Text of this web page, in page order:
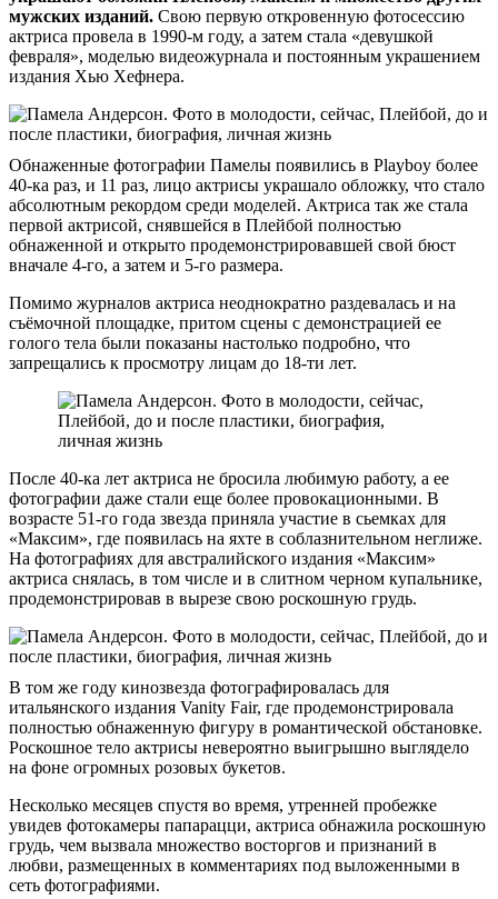
мужских изданий. Свою первую откровенную фотосессию
актриса провела в 1990-м году, а затем стала «девушкой
февраля», моделью видеожурнала и постоянным украшением
издания Хью Хефнера.
Обнаженные фотографии Памелы появились в Playboy более
40-ка раз, и 11 раз, лицо актрисы украшало обложку, что стало
абсолютным рекордом среди моделей. Актриса так же стала
первой актрисой, снявшейся в Плейбой полностью
обнаженной и открыто продемонстрировавшей свой бюст
вначале 4-го, а затем и 5-го размера.
Помимо журналов актриса неоднократно раздевалась и на
съёмочной площадке, притом сцены с демонстрацией ее
голого тела были показаны настолько подробно, что
запрещались к просмотру лицам до 18-ти лет.
После 40-ка лет актриса не бросила любимую работу, а ее
фотографии даже стали еще более провокационными. В
возрасте 51-го года звезда приняла участие в сьемках для
«Максим», где появилась на яхте в соблазнительном неглиже.
На фотографиях для австралийского издания «Максим»
актриса снялась, в том числе и в слитном черном купальнике,
продемонстрировав в вырезе свою роскошную грудь.
В том же году кинозвезда фотографировалась для
итальянского издания Vanity Fair, где продемонстрировала
полностью обнаженную фигуру в романтической обстановке.
Роскошное тело актрисы невероятно выигрышно выглядело
на фоне огромных розовых букетов.
Несколько месяцев спустя во время, утренней пробежке
увидев фотокамеры папарацци, актриса обнажила роскошную
грудь, чем вызвала множество восторгов и признаний в
любви, размещенных в комментариях под выложенными в
сеть фотографиями.